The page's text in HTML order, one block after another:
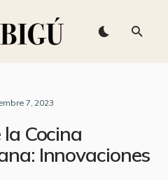
7, 2023
Cocina
Innovaciones